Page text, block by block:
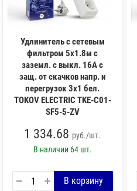
Удлинитель с сетевым
фильтром 5х1.8м с
заземл. с выкл. 16А с
защ. от скачков напр. и
перегрузок 3х1 бел.
TOKOV ELECTRIC TKE-C01-
SF5-5-ZV
1 334.68 руб./шт.
В наличии 64 шт.